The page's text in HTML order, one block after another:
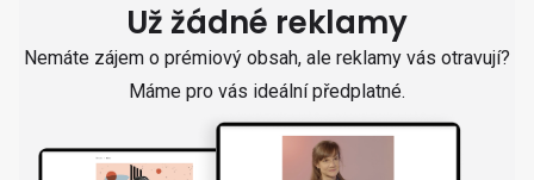
Už žádné reklamy
Nemáte zájem o prémiový obsah, ale reklamy vás otravují?
Máme pro vás ideální předplatné.